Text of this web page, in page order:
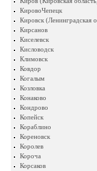
КировоЧепецк
Кировск (Ленинградская
Кирсанов
Киселевск
Кисловодск
Климовск
Ковдор
Когалым
Козловка
Конаково
Кондрово
Копейск
Кораблино
Кореновск
Королев
Короча
Корсаков